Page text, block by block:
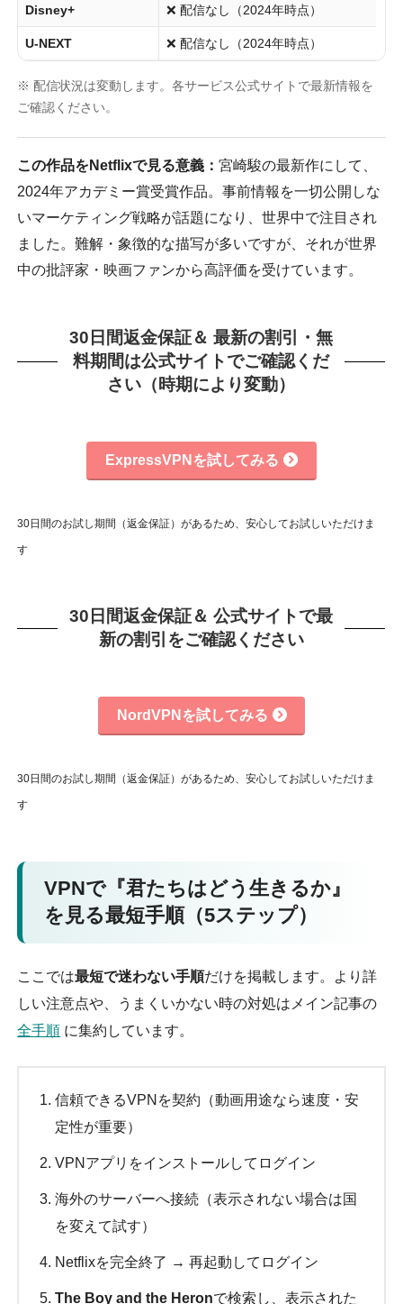
Disney+ ❌ 配信なし（2024年時点）
U-NEXT ❌ 配信なし（2024年時点）
※ 配信状況は変動します。各サービス公式サイトで最新情報を
ご確認ください。
この作品をNetflixで見る意義：宮崎駿の最新作にして、
2024年アカデミー賞受賞作品。事前情報を一切公開しな
いマーケティング戦略が話題になり、世界中で注目され
ました。難解・象徴的な描写が多いですが、それが世界
中の批評家・映画ファンから高評価を受けています。
30日間返金保証＆ 最新の割引・無
料期間は公式サイトでご確認くだ
さい（時期により変動）
ExpressVPNを試してみる
30日間のお試し期間（返金保証）があるため、安心してお試しいただけま
す
30日間返金保証＆ 公式サイトで最
新の割引をご確認ください
NordVPNを試してみる
30日間のお試し期間（返金保証）があるため、安心してお試しいただけま
す
VPNで『君たちはどう生きるか』
を見る最短手順（5ステップ）
ここでは最短で迷わない手順だけを掲載します。より詳
しい注意点や、うまくいかない時の対処はメイン記事の
全手順 に集約しています。
信頼できるVPNを契約（動画用途なら速度・安
定性が重要）
VPNアプリをインストールしてログイン
海外のサーバーへ接続（表示されない場合は国
を変えて試す）
Netflixを完全終了 → 再起動してログイン
The Boy and the Heronで検索し、表示された